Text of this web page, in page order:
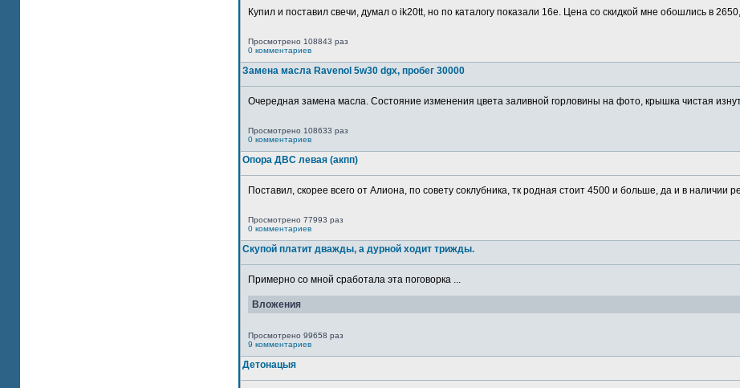
Купил и поставил свечи, думал о ik20tt, но по каталогу показали 16е. Цена со скидкой мне обошлись в
Просмотрено 108843 раз
0 комментариев
Замена масла Ravenol 5w30 dgx, пробег 30000
Очередная замена масла. Состояние изменения цвета заливной горловины на фото, крышка чистая
Просмотрено 108633 раз
0 комментариев
Опора ДВС левая (акпп)
Поставил, скорее всего от Алиона, по совету соклубника, тк родная стоит 4500 и больше, да и в наличии
Просмотрено 77993 раз
0 комментариев
Скупой платит дважды, а дурной ходит трижды.
Примерно со мной сработала эта поговорка ...
Вложения
Просмотрено 99658 раз
9 комментариев
Детонацыя